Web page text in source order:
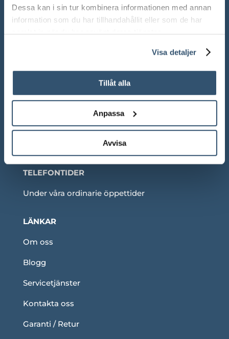
Dessa kan i sin tur kombinera informationen med annan
information som du har tillhandahållit eller som de har
samlat in när du har använt deras tjänster.
Visa detaljer
Tillåt alla
Anpassa
Avvisa
Lör: 10.00 – 13.00
Röda dagar: Stängt om inget annat anges
Ådalsvägen 271, 265 90 Åstorp
Telefon: 042 – 22 55 59
TELEFONTIDER
Under våra ordinarie öppettider
LÄNKAR
Om oss
Blogg
Servicetjänster
Kontakta oss
Garanti / Retur